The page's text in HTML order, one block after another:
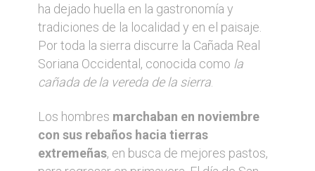
ha dejado huella en la gastronomía y
tradiciones de la localidad y en el paisaje.
Por toda la sierra discurre la Cañada Real
Soriana Occidental, conocida como la
cañada de la vereda de la sierra
Los hombres marchaban en noviembre
con sus rebaños hacia tierras
extremeñas, en busca de mejores pastos,